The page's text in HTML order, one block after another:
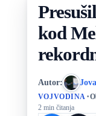
kod
Autor:
VOJVODINA ·
2 min čitanja